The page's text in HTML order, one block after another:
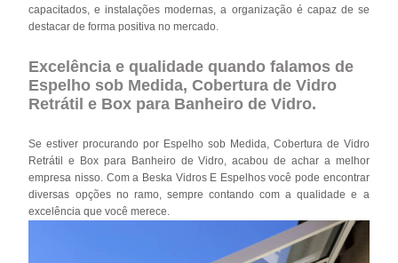
capacitados, e instalações modernas, a organização é capaz de se
destacar de forma positiva no mercado.
Excelência e qualidade quando falamos de
Espelho sob Medida, Cobertura de Vidro
Retrátil e Box para Banheiro de Vidro.
Se estiver procurando por Espelho sob Medida, Cobertura de Vidro
Retrátil e Box para Banheiro de Vidro, acabou de achar a melhor
empresa nisso. Com a Beska Vidros E Espelhos você pode encontrar
diversas opções no ramo, sempre contando com a qualidade e a
excelência que você merece.